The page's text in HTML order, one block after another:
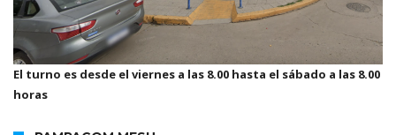
El turno es desde el viernes a las 8.00 hasta el sábado a las 8.00
horas